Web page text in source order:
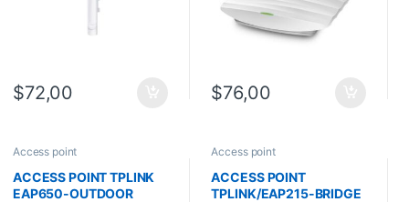
$72,00 $76,00
Access point
ACCESS POINT TPLINK
EAP650-OUTDOOR
Access point
ACCESS POINT
TPLINK/EAP215-BRIDGE